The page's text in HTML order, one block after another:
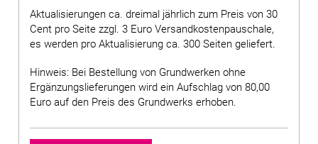
Aktualisierungen ca. dreimal jährlich zum Preis von 30
Cent pro Seite zzgl. 3 Euro Versandkostenpauschale,
es werden pro Aktualisierung ca. 300 Seiten geliefert.
Hinweis: Bei Bestellung von Grundwerken ohne
Ergänzungslieferungen wird ein Aufschlag von 80,00
Euro auf den Preis des Grundwerks erhoben.